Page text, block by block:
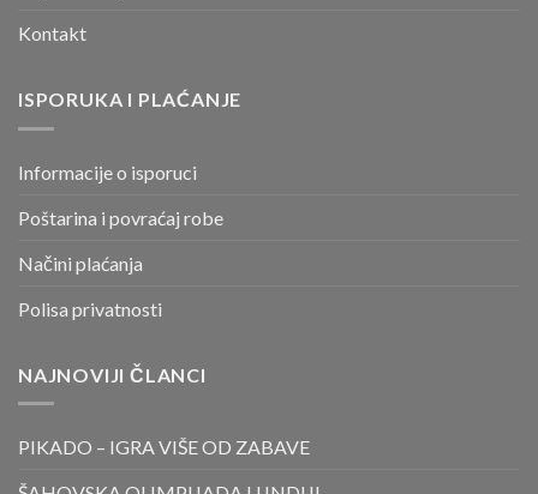
Kontakt
ISPORUKA I PLAĆANJE
Informacije o isporuci
Poštarina i povraćaj robe
Načini plaćanja
Polisa privatnosti
NAJNOVIJI ČLANCI
PIKADO – IGRA VIŠE OD ZABAVE